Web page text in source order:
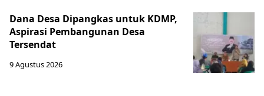
Dana Desa Dipangkas untuk KDMP,
Aspirasi Pembangunan Desa
Tersendat
9 Agustus 2026